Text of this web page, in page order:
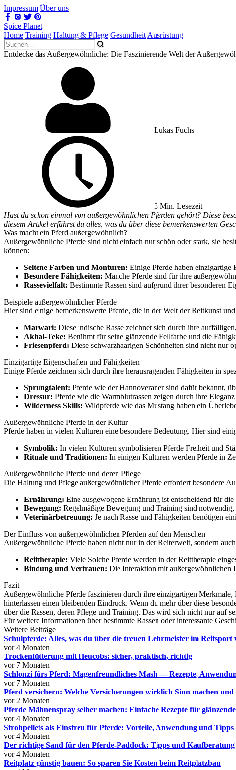
Impressum Über uns
Spice Planet
Home Training Haltung & Pflege Gesundheit Ausrüstung
Entdecke das Außergewöhnliche: Die Faszinierende Welt der
Lukas Fuchs
3 Min. Lesezeit
Hast du schon einmal von außergewöhnlichen Pferden gehört? Diese
diesem Artikel erfährst du alles, was du über diese bemerkenswerten
Was macht ein Pferd außergewöhnlich?
Außergewöhnliche Pferde sind nicht einfach nur schön oder stark, sie
können:
Seltene Farben und Monturen: Einige Pferde haben einzigartige
Besondere Fähigkeiten: Manche Pferde sind für ihre
Rassevielfalt: Bestimmte Rassen sind aufgrund ihrer besonderen
Beispiele außergewöhnlicher Pferde
Hier sind einige bemerkenswerte Pferde, die in der Welt der Reitkunst
Marwari: Diese indische Rasse zeichnet sich durch ihre
Akhal-Teke: Berühmt für seine glänzende Fellfarbe und die
Friesenpferd: Diese schwarzhaarigen Schönheiten sind nicht nur
Einzigartige Eigenschaften und Fähigkeiten
Einige Pferde zeichnen sich durch ihre herausragenden Fähigkeiten in
Sprungtalent: Pferde wie der Hannoveraner sind dafür bekannt,
Dressur: Pferde wie die Warmblutrassen zeigen durch ihre
Wilderness Skills: Wildpferde wie das Mustang haben ein
Außergewöhnliche Pferde in der Kultur
Pferde haben in vielen Kulturen eine besondere Bedeutung. Hier sind
Symbolik: In vielen Kulturen symbolisieren Pferde Freiheit und
Rituale und Traditionen: In einigen Kulturen werden Pferde in
Außergewöhnliche Pferde und deren Pflege
Die Haltung und Pflege außergewöhnlicher Pferde erfordert besondere
Ernährung: Eine ausgewogene Ernährung ist entscheidend für
Bewegung: Regelmäßige Bewegung und Training sind
Veterinärbetreuung: Je nach Rasse und Fähigkeiten benötigen
Der Einfluss von außergewöhnlichen Pferden auf den Menschen
Außergewöhnliche Pferde haben nicht nur in der Reiterwelt, sondern
Reittherapie: Viele Solche Pferde werden in der Reittherapie
Bindung und Vertrauen: Die Interaktion mit außergewöhnlichen
Fazit
Außergewöhnliche Pferde faszinieren durch ihre einzigartigen
hinterlassen einen bleibenden Eindruck. Wenn du mehr über diese
über die Rassen, deren Pflege und Training. Das wird sich nicht nur auf
Für weitere Informationen über bestimmte Rassen oder interessante
Weitere Beiträge
Schulpferde: Alles, was du über die treuen Lehrmeister im Reitsport
vor 4 Monaten
Trockenfütterung mit Heucobs: sicher, praktisch, richtig
vor 7 Monaten
Schlonzi fürs Pferd: Magenfreundliches Mash — Rezepte,
vor 7 Monaten
Pferd versichern: Welche Versicherungen wirklich Sinn machen
vor 2 Monaten
Pferde Mähnenspray selber machen: Einfache Rezepte für
vor 4 Monaten
Strohpellets als Einstreu für Pferde: Vorteile, Anwendung und Tipps
vor 4 Monaten
Der richtige Sand für den Pferde-Paddock: Tipps und Kaufberatung
vor 4 Monaten
Reitplatz günstig bauen: So sparen Sie Kosten beim Reitplatzbau